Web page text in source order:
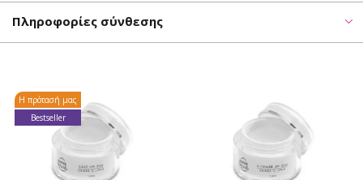
Πληροφορίες σύνθεσης
Η πρότασή μας
Bestseller